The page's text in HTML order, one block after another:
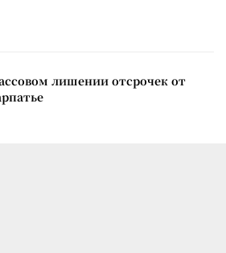
лишении отсрочек от